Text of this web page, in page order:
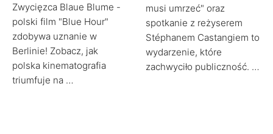
Zwycięzca Blaue Blume -
polski film "Blue Hour"
zdobywa uznanie w
Berlinie! Zobacz, jak
polska kinematografia
triumfuje na …
musi umrzeć" oraz
spotkanie z reżyserem
Stéphanem Castangiem to
wydarzenie, które
zachwyciło publiczność. …